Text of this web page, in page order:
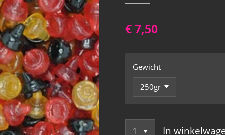
€ 7,50
Gewicht
In